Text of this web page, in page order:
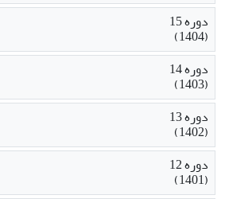
دوره 15
(1404)
دوره 14
(1403)
دوره 13
(1402)
دوره 12
(1401)